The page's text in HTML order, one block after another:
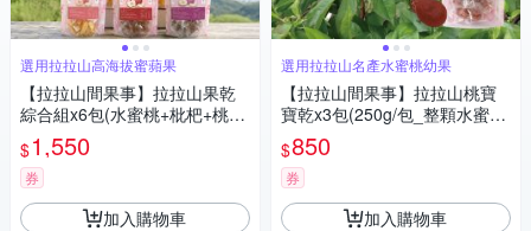
選用拉拉山高海拔蜜蘋果
【拉拉山間果事】拉拉山果乾
綜合組x6包(水蜜桃+枇杷+桃寶
寶+蜜李+奇異果+蜜蘋果)
$1,550
券
加入購物車
選用拉拉山名產水蜜桃幼果
【拉拉山間果事】拉拉山桃寶
寶乾x3包(250g/包_整顆水蜜桃
粒)
$850
券
加入購物車